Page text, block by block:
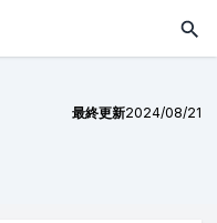
最終更新2024/08/21